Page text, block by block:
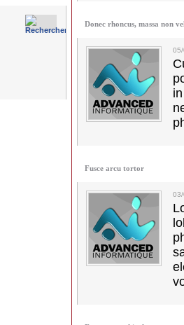
Donec rhoncus, massa non
Fusce arcu tortor